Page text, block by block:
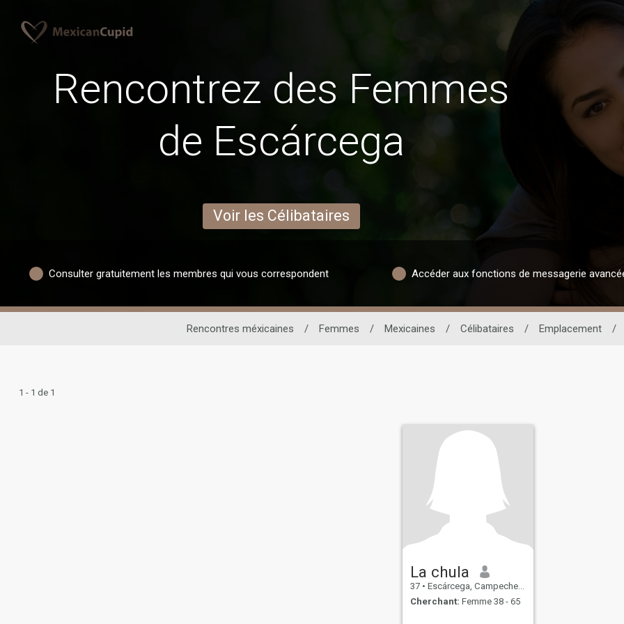
Rencontrez des Femmes
de Escárcega
Voir les Célibataires
Consulter gratuitement les membres qui vous correspondent Accéder aux fonctions de messagerie
Rencontres méxicaines / Femmes / Mexicaines / Célibataires / Emplacement /
1 - 1 de 1
La chula
37 • Escárcega, Campeche, Mexique
Cherchant: Femme 38 - 65